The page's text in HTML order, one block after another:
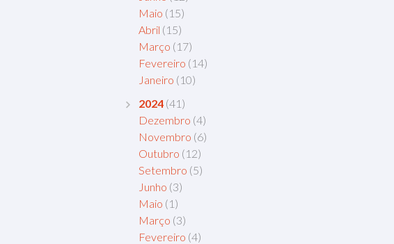
Maio (15)
Abril (15)
Março (17)
Fevereiro (14)
Janeiro (10)
2024 (41)
Dezembro (4)
Novembro (6)
Outubro (12)
Setembro (5)
Junho (3)
Maio (1)
Março (3)
Fevereiro (4)